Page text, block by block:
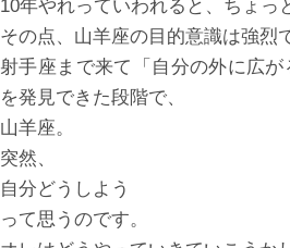
10年やれっていわれると、ちょっ
その点、山羊座の目的意識は強烈
射手座まで来て「自分の外に広
を発見できた段階で、
山羊座。
突然、
自分どうしよう
って思うのです。